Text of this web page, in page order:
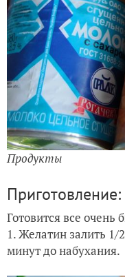
Продукты
Приготовление:
Готовится все очень
1. Желатин залить 1/
минут до набухания.